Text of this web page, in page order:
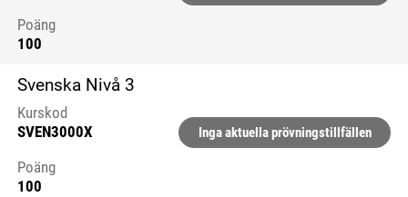
Poäng
100
Svenska Nivå 3
Kurskod
SVEN3000X
Poäng
100
Inga aktuella prövningstillfällen